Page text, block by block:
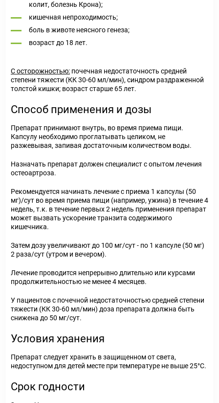
колит, болезнь Крона);
кишечная непроходимость;
боль в животе неясного генеза;
возраст до 18 лет.
С осторожностью: почечная недостаточность средней
степени тяжести (КК 30-60 мл/мин), синдром раздраженной
толстой кишки; возраст старше 65 лет.
Способ применения и дозы
Препарат принимают внутрь, во время приема пищи.
Капсулу необходимо проглатывать целиком, не
разжевывая, запивая достаточным количеством воды.
Назначать препарат должен специалист с опытом лечения
остеоартроза.
Рекомендуется начинать лечение с приема 1 капсулы (50
мг)/сут во время приема пищи (например, ужина) в течение 4
недель, т.к. в течение первых 2 недель применения препарат
может вызвать ускорение транзита содержимого
кишечника.
Затем дозу увеличивают до 100 мг/сут - по 1 капсуле (50 мг)
2 раза/сут (утром и вечером).
Лечение проводится непрерывно длительно или курсами
продолжительностью не менее 4 месяцев.
У пациентов с почечной недостаточностью средней степени
тяжести (КК 30-60 мл/мин) доза препарата должна быть
снижена до 50 мг/сут.
Условия хранения
Препарат следует хранить в защищенном от света,
недоступном для детей месте при температуре не выше 25°С.
Срок годности